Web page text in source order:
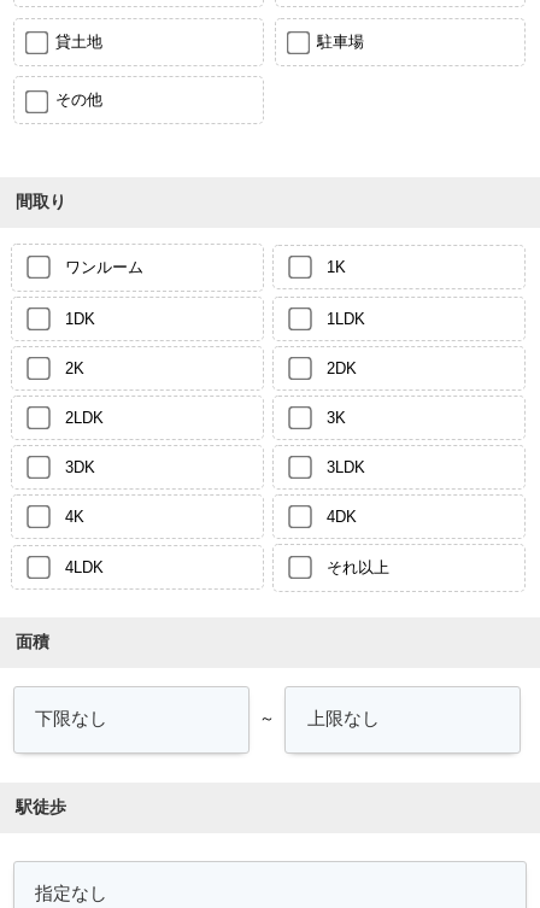
貸土地 駐車場
その他
間取り
ワンルーム 1K
1DK 1LDK
2K 2DK
2LDK 3K
3DK 3LDK
4K 4DK
4LDK それ以上
面積
～
駅徒歩